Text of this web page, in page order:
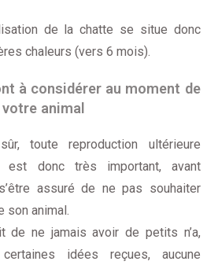
de la chatte se situe donc
chaleurs (vers 6 mois).
à considérer au moment de
animal
toute reproduction ultérieure
donc très important, avant
assuré de ne pas souhaiter
son animal.
de ne jamais avoir de petits n’a,
idées reçues, aucune